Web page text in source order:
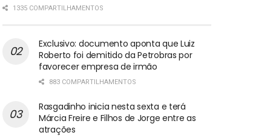
1335 COMPARTILHAMENTOS
Exclusivo: documento aponta que Luiz
Roberto foi demitido da Petrobras por
favorecer empresa de irmão
883 COMPARTILHAMENTOS
Rasgadinho inicia nesta sexta e terá
Márcia Freire e Filhos de Jorge entre as
atrações